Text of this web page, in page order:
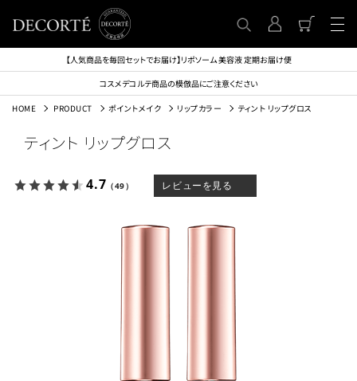
【人気商品を毎回セットでお届け】リポソーム 美容液 定期お届け便
コスメデコルテ商品の模倣品にご注意ください
HOME PRODUCT ポイントメイク リップカラー ティント リップグロス
ティント リップグロス
4.7 （49） レビューを見る